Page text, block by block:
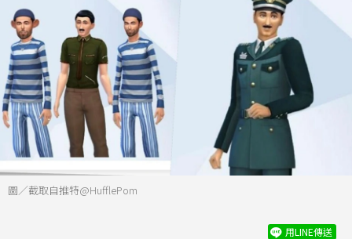
圖／截取自推特@HufflePom
用LINE傳送